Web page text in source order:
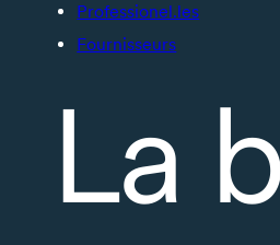
Professionel.les
Fournisseurs
La